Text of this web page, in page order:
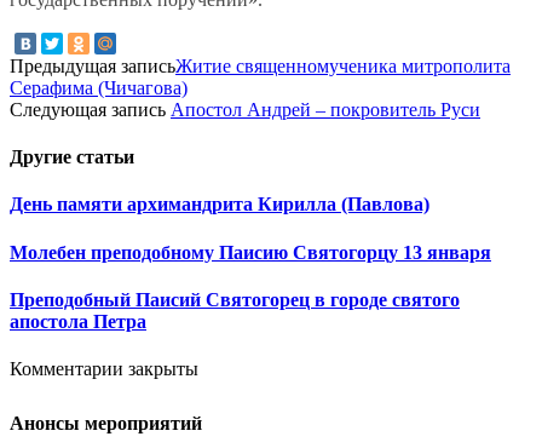
Предыдущая записьЖитие священномученика митрополита
Серафима (Чичагова)
Следующая запись Апостол Андрей – покровитель Руси
Другие статьи
День памяти архимандрита Кирилла (Павлова)
Молебен преподобному Паисию Святогорцу 13 января
Преподобный Паисий Святогорец в городе святого
апостола Петра
Комментарии закрыты
Анонсы мероприятий